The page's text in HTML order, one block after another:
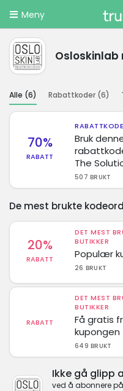
Meny
Alle (6) Rabattkoder (6)
70%
RABATT
RABATTKODE
Bruk
The
507 BRUKT
De mest brukte
20%
RABATT
DET MEST
BUTIKKER
Populær
26 BRUKT
RABATT
DET MEST
BUTIKKER
Få gratis
kupongen
649 BRUKT
Ikke gå glipp
ved å abonnere